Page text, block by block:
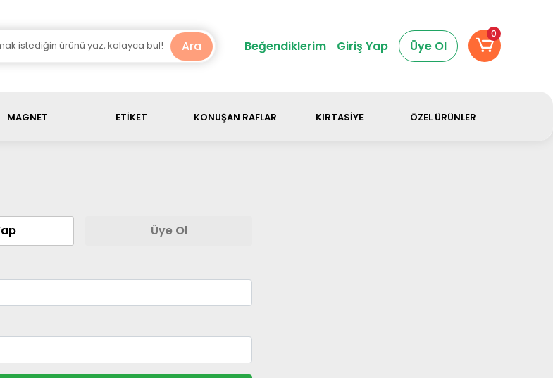
Ara
Beğendiklerim Giriş Yap Üye Ol
0
MAGNET ETİKET KONUŞAN RAFLAR KIRTASİYE ÖZEL ÜRÜNLER
Üye Ol